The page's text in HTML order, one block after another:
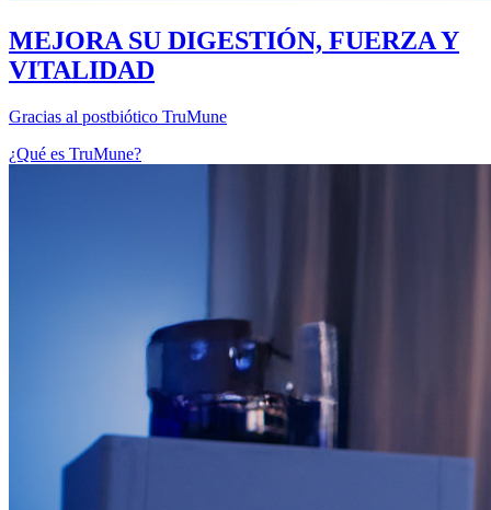
MEJORA SU DIGESTIÓN, FUERZA Y
VITALIDAD
Gracias al postbiótico TruMune
¿Qué es TruMune?